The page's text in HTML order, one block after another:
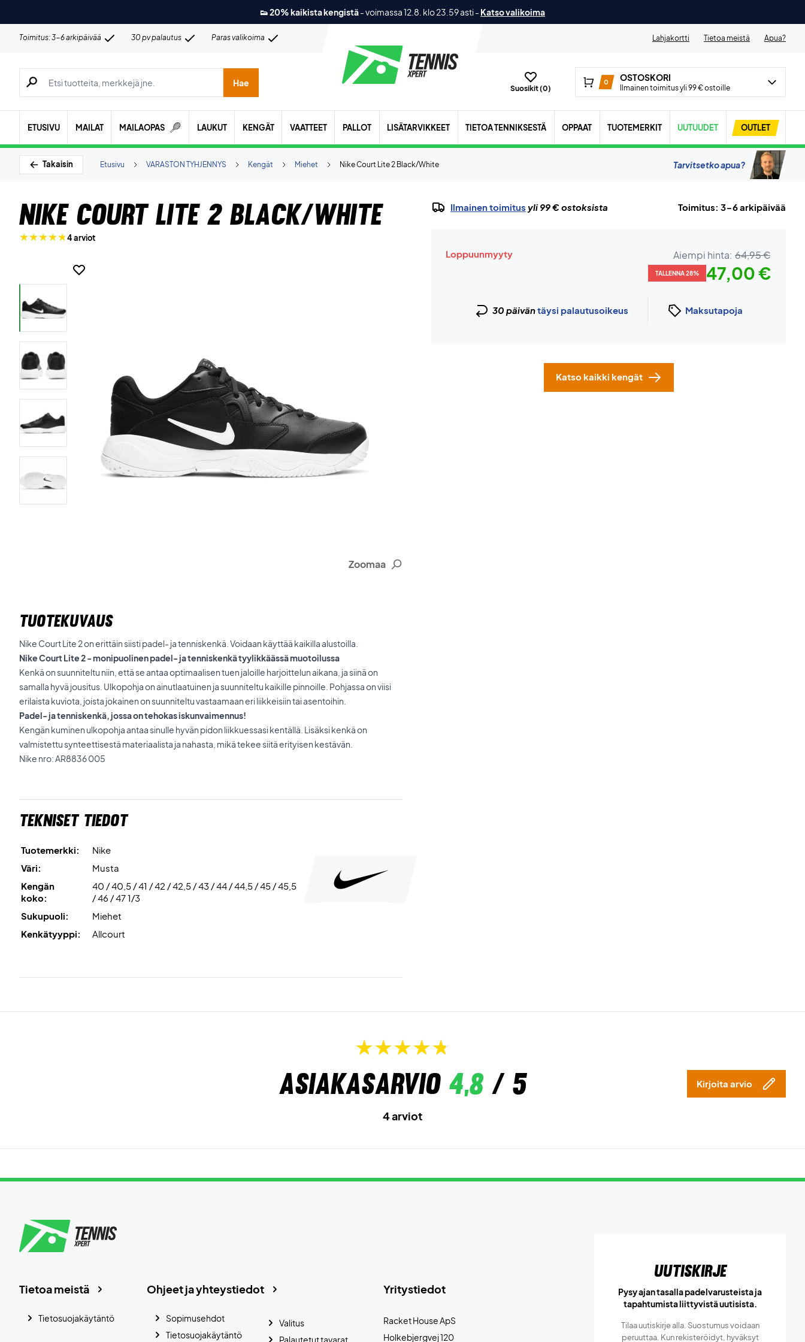
👟 20% kaikista kengistä-voimassa 12.8. klo 23.59 asti- Katso valikoima
Toimitus: 3-6 arkipäivää 30 pv palautus Paras valikoima Lahjakortti Tietoa meistä Apua?
Hae tuotteita, merkkejä jne.
Hae
Suosikit (0)
0 OSTOSKORI
Ilmainen toimitus yli 99 € ostoille
ETUSIVU MAILAT MAILAOPAS LAUKUT KENGÄT VAATTEET PALLOT LISÄTARVIKKEET TIETOA TENNIKSESTÄ OPPAAT TUOTEMERKIT UUTUUDET OUTLET
Takaisin Nike Court Lite 2 Black/White
Miehet
Kengät
VARASTON TYHJENNYS
Etusivu Tarvitsetko apua?
Nike Court Lite 2 Black/White
4 arviot
Zoomaa
TUOTEKUVAUS
Nike Court Lite 2 on erittäin siisti padel- ja tenniskenkä. Voidaan käyttää kaikilla alustoilla.
Nike Court Lite 2 - monipuolinen padel- ja tenniskenkä tyylikkäässä muotoilussa
Kenkä on suunniteltu niin, että se antaa optimaalisen tuen jaloille harjoittelun aikana, ja siinä on
samalla hyvä jousitus. Ulkopohja on ainutlaatuinen ja suunniteltu kaikille pinnoille. Pohjassa on viisi
erilaista kuviota, joista jokainen on suunniteltu vastaamaan eri liikkeisiin tai asentoihin.
Padel- ja tenniskenkä, jossa on tehokas iskunvaimennus!
Kengän kuminen ulkopohja antaa sinulle hyvän pidon liikkuessasi kentällä. Lisäksi kenkä on
valmistettu synteettisestä materiaalista ja nahasta, mikä tekee siitä erityisen kestävän.
Nike nro: AR8836 005
Tekniset tiedot
Tuotemerkki:
Nike
Väri:
Musta
Kengän
koko:
40 / 40,5 / 41 / 42 / 42,5 / 43 / 44 / 44,5 / 45 / 45,5
/ 46 / 47 1/3
Sukupuoli:
Miehet
Kenkätyyppi:
Allcourt
Ilmainen toimitus yli 99 € ostoksista Toimitus: 3-6 arkipäivää
Loppuunmyyty Aiempi hinta: 64,95 €
TALLENNA 28% 47,00 €
30 päiväntäysi palautusoikeus Maksutapoja
Katso kaikki kengät
Asiakasarvio 4,8/ 5 Kirjoita arvio
4 arviot
Yritystiedot
Racket House ApS
Holkebjergvej 120
Ohjeet ja yhteystiedot
Sopimusehdot
Tietosuojakäytäntö
Valitus
Palautetut tavarat
Tietoa meistä
Tietosuojakäytäntö
Uutiskirje
Pysy ajan tasalla padelvarusteista ja
tapahtumista liittyvistä uutisista.
Tilaa uutiskirje alla. Suostumus voidaan
peruuttaa. Kun rekisteröidyt, hyväksyt